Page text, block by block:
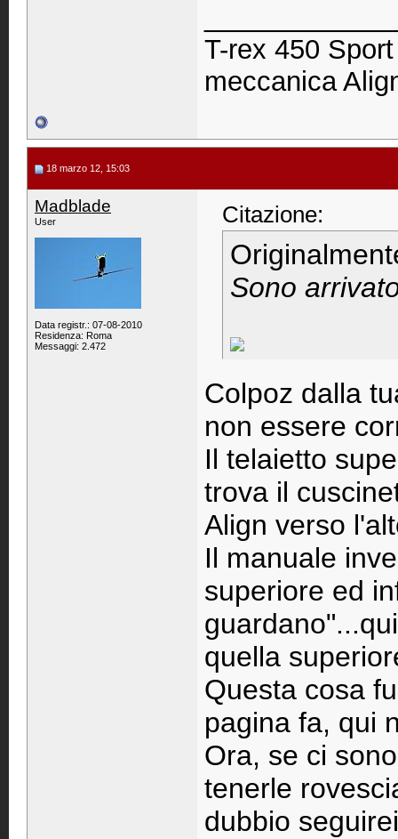
T-rex 450
meccanica
18 marzo 12, 15:03
Madblade
User
Data registr.: 07-08-2010
Residenza: Roma
Messaggi: 2.472
Citazione:
Sono
Colpoz dalla
non essere
Il telaietto
trova il
Align verso
Il manuale
superiore ed
quella
Questa cosa
pagina fa, qui
Ora, se ci
tenerle
dubbio